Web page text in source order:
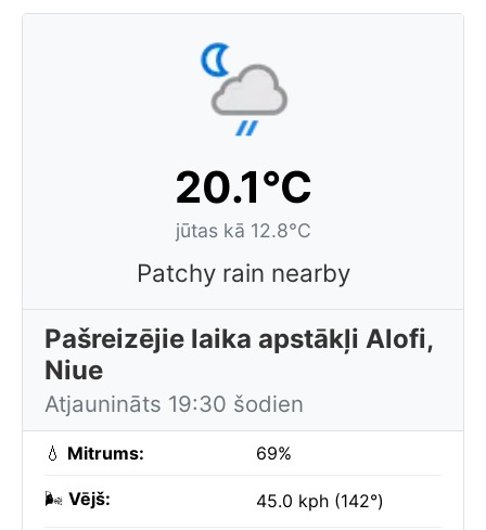
20.1°C
jūtas kā 12.8°C
Patchy rain nearby
Pašreizējie laika apstākļi Alofi,
Niue
Atjaunināts 19:30 šodien
💧 Mitrums: 69%
🌬️ Vējš: 45.0 kph (142°)